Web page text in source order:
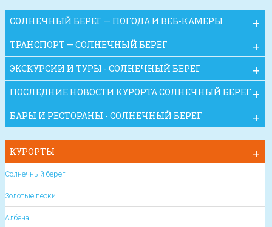
СОЛНЕЧНЫЙ БЕРЕГ — ПОГОДА И ВЕБ-КАМЕРЫ
ТРАНСПОРТ — СОЛНЕЧНЫЙ БЕРЕГ
ЭКСКУРСИИ И ТУРЫ - СОЛНЕЧНЫЙ БЕРЕГ
ПОСЛЕДНИЕ НОВОСТИ КУРОРТА СОЛНЕЧНЫЙ БЕРЕГ
БАРЫ И РЕСТОРАНЫ - СОЛНЕЧНЫЙ БЕРЕГ
КУРОРТЫ
Солнечный берег
Золотые пески
Албена